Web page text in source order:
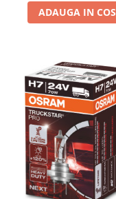
ADAUGA IN COS